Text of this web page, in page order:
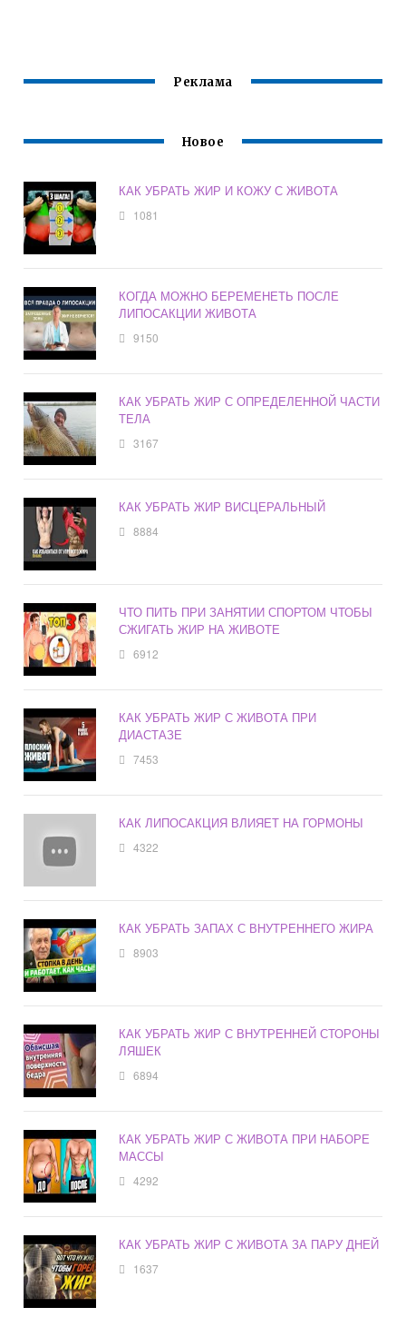
Реклама
Новое
КАК УБРАТЬ ЖИР И КОЖУ С ЖИВОТА
1081
КОГДА МОЖНО БЕРЕМЕНЕТЬ ПОСЛЕ
ЛИПОСАКЦИИ ЖИВОТА
9150
КАК УБРАТЬ ЖИР С ОПРЕДЕЛЕННОЙ ЧАСТИ
ТЕЛА
3167
КАК УБРАТЬ ЖИР ВИСЦЕРАЛЬНЫЙ
8884
ЧТО ПИТЬ ПРИ ЗАНЯТИИ СПОРТОМ ЧТОБЫ
СЖИГАТЬ ЖИР НА ЖИВОТЕ
6912
КАК УБРАТЬ ЖИР С ЖИВОТА ПРИ
ДИАСТАЗЕ
7453
КАК ЛИПОСАКЦИЯ ВЛИЯЕТ НА ГОРМОНЫ
4322
КАК УБРАТЬ ЗАПАХ С ВНУТРЕННЕГО ЖИРА
8903
КАК УБРАТЬ ЖИР С ВНУТРЕННЕЙ СТОРОНЫ
ЛЯШЕК
6894
КАК УБРАТЬ ЖИР С ЖИВОТА ПРИ НАБОРЕ
МАССЫ
4292
КАК УБРАТЬ ЖИР С ЖИВОТА ЗА ПАРУ ДНЕЙ
1637